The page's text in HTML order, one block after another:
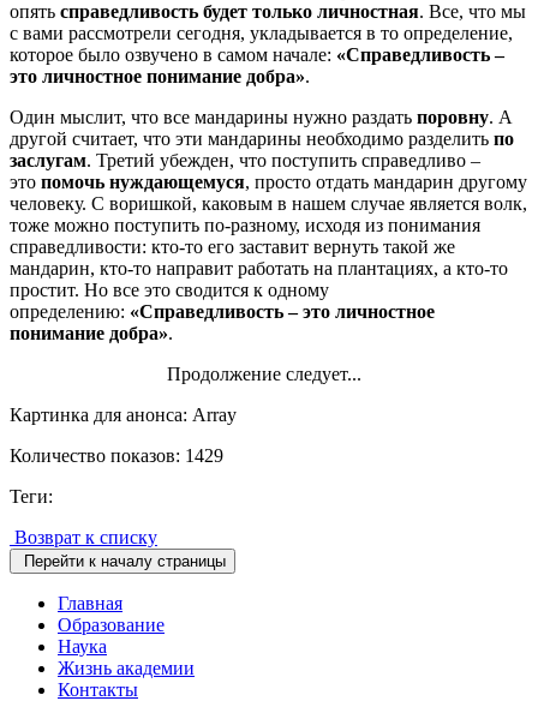
опять справедливость будет только личностная. Все, что мы
с вами рассмотрели сегодня, укладывается в то определение,
которое было озвучено в самом начале: «Справедливость –
это личностное понимание добра».
Один мыслит, что все мандарины нужно раздать поровну. А
другой считает, что эти мандарины необходимо разделить по
заслугам. Третий убежден, что поступить справедливо –
это помочь нуждающемуся, просто отдать мандарин другому
человеку. С воришкой, каковым в нашем случае является волк,
тоже можно поступить по-разному, исходя из понимания
справедливости: кто-то его заставит вернуть такой же
мандарин, кто-то направит работать на плантациях, а кто-то
простит. Но все это сводится к одному
определению: «Справедливость – это личностное
понимание добра».
Продолжение следует...
Картинка для анонса: Array
Количество показов: 1429
Теги:
Возврат к списку
Перейти к началу страницы
Главная
Образование
Наука
Жизнь академии
Контакты